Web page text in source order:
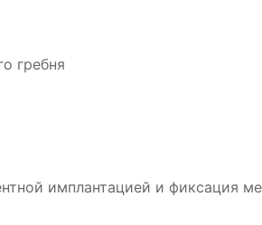
гребня
имплантацией и фиксация